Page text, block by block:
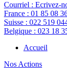
Courriel : Ecrivez-
France : 01 85 08
Suisse : 022 519
Belgique : 023 18
Accueil
Nos Actions